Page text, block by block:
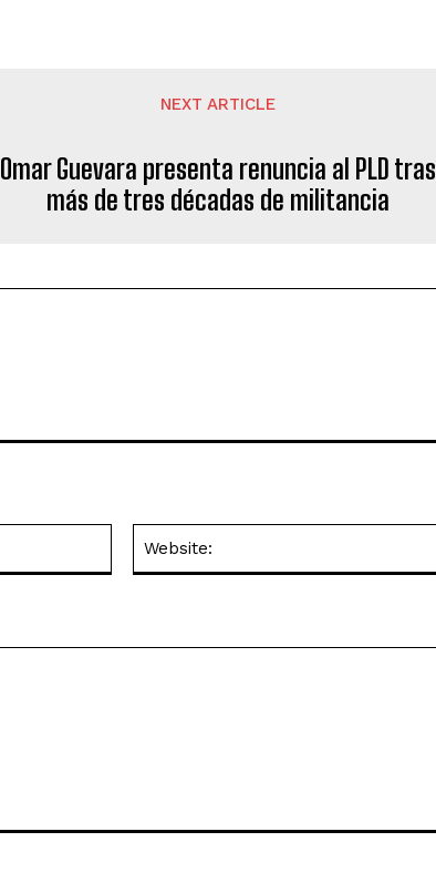
NEXT ARTICLE
Omar Guevara presenta renuncia al PLD tras
más de tres décadas de militancia